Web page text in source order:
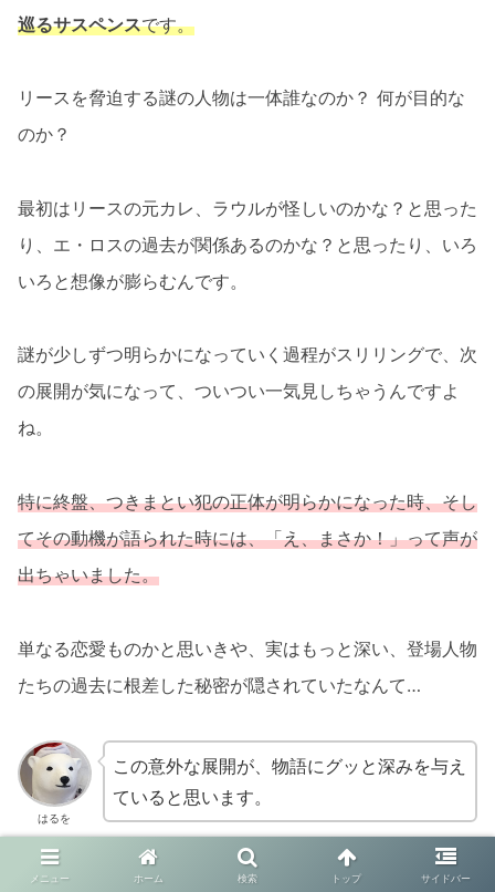
巡るサスペンスです。
リースを脅迫する謎の人物は一体誰なのか？ 何が目的な
のか？
最初はリースの元カレ、ラウルが怪しいのかな？と思った
り、エ・ロスの過去が関係あるのかな？と思ったり、いろ
いろと想像が膨らむんです。
謎が少しずつ明らかになっていく過程がスリリングで、次
の展開が気になって、ついつい一気見しちゃうんですよ
ね。
特に終盤、つきまとい犯の正体が明らかになった時、そし
てその動機が語られた時には、「え、まさか！」って声が
出ちゃいました。
単なる恋愛ものかと思いきや、実はもっと深い、登場人物
たちの過去に根差した秘密が隠されていたなんて…
はるを
この意外な展開が、物語にグッと深みを与え
ていると思います。
個人的にはね、あの結末にもう一ひねりくらいあっても面
メニュー ホーム 検索 トップ サイドバー